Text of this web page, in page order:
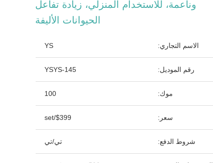
وناعمة، للاستخدام المنزلي، زيادة تفاعل
الحيوانات الأليفة
الاسم التجاري: YS
رقم الموديل: YSYS-145
موك: 100
سعر: $399/set
شروط الدفع: تي/تي